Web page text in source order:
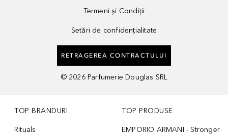
Termeni și Condiții
Setări de confidențialitate
RETRAGEREA CONTRACTULUI
© 2026 Parfumerie Douglas SRL
TOP BRANDURI
Rituals
TOP PRODUSE
EMPORIO ARMANI - Stronger